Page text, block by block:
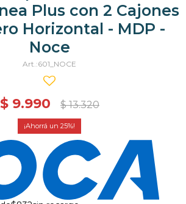
Plus con 2 Cajones
Horizontal - MDP -
Noce
601_NOCE
$ 9.990 $ 13.320
25